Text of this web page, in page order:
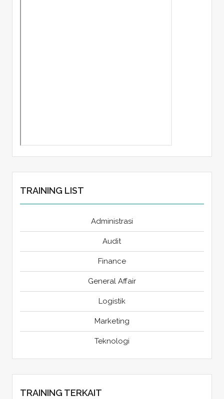
TRAINING LIST
Administrasi
Audit
Finance
General Affair
Logistik
Marketing
Teknologi
TRAINING TERKAIT